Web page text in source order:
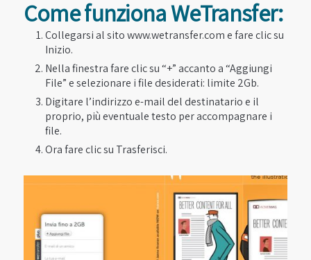
Come funziona WeTransfer:
Collegarsi al sito www.wetransfer.com e fare clic su
Inizio.
Nella finestra fare clic su “+” accanto a “Aggiungi
File” e selezionare i file desiderati: limite 2Gb.
Digitare l’indirizzo e-mail del destinatario e il
proprio, più eventuale testo per accompagnare i
file.
Ora fare clic su Trasferisci.